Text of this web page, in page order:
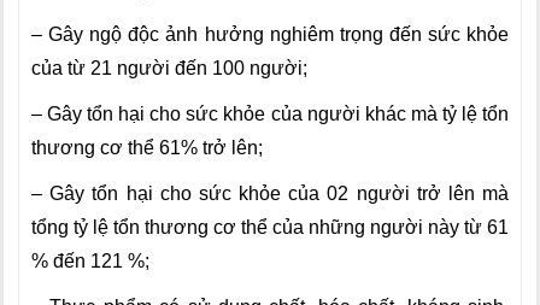
– Gây ngộ độc ảnh hưởng nghiêm trọng đến sức khỏe
của từ 21 người đến 100 người;
– Gây tổn hại cho sức khỏe của người khác mà tỷ lệ tổn
thương cơ thể 61% trở lên;
– Gây tổn hại cho sức khỏe của 02 người trở lên mà
tổng tỷ lệ tổn thương cơ thể của những người này từ 61
% đến 121 %;